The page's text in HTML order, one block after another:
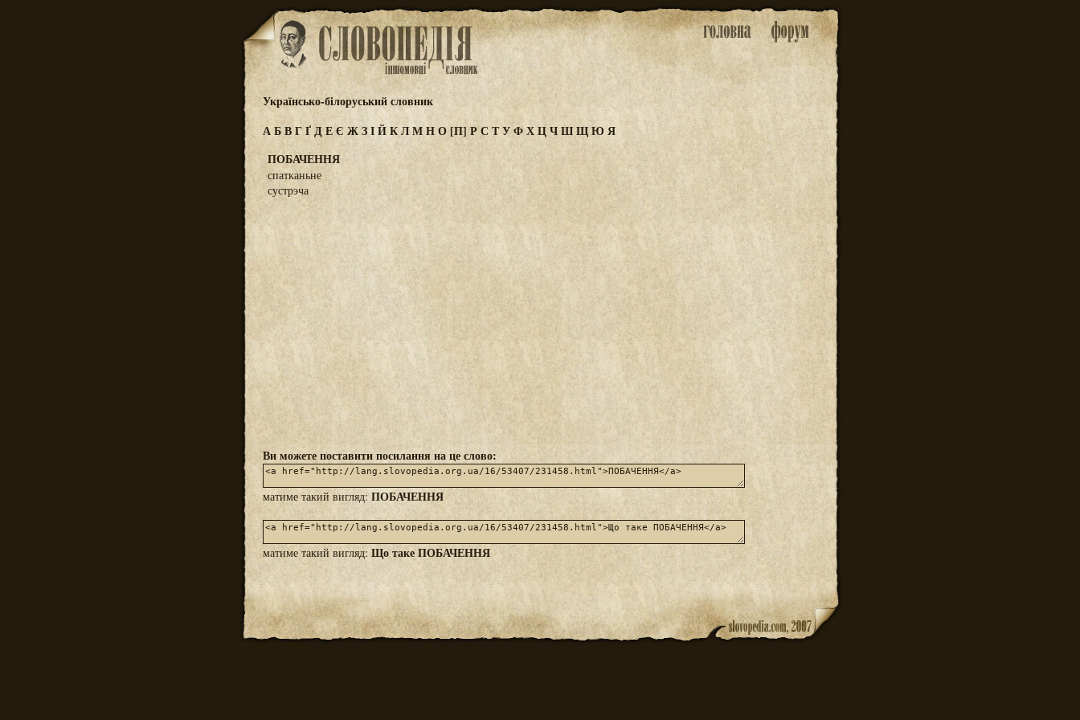
Українсько-білоруський словник
АБВГҐДЕЄ ЖЗІЙКЛМНО[П] РС ТУФХЦЧШЩЮ Я
ПОБАЧЕННЯ
спатканьне
сустрэча
Ви можете поставити посилання на це слово:
матиме такий вигляд:ПОБАЧЕННЯ
матиме такий вигляд: Що таке ПОБАЧЕННЯ